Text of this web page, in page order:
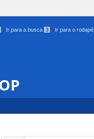
Ir para a busca 3 Ir para o rodapé